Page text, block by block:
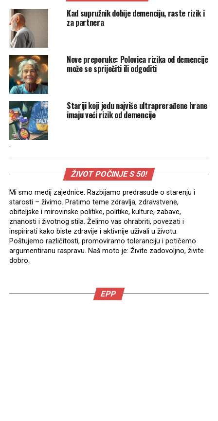
Kad supružnik dobije demenciju, raste rizik i
za partnera
Nove preporuke: Polovica rizika od demencije
može se spriječiti ili odgoditi
Stariji koji jedu najviše ultraprerađene hrane
imaju veći rizik od demencije
.
ŽIVOT POČINJE S 50!
Mi smo medij zajednice. Razbijamo predrasude o starenju i
starosti – živimo. Pratimo teme zdravlja, zdravstvene,
obiteljske i mirovinske politike, politike, kulture, zabave,
znanosti i životnog stila. Želimo vas ohrabriti, povezati i
inspirirati kako biste zdravije i aktivnije uživali u životu.
Poštujemo različitosti, promoviramo toleranciju i potičemo
argumentiranu raspravu. Naš moto je: Živite zadovoljno, živite
dobro.
EPP